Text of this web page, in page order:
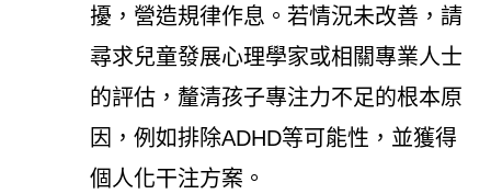
擾，營造規律作息。若情況未改善，請
尋求兒童發展心理學家或相關專業人士
的評估，釐清孩子專注力不足的根本原
因，例如排除ADHD等可能性，並獲得
個人化干注方案。